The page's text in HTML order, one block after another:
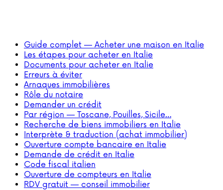
Guide complet — Acheter une maison en Italie
Les étapes pour acheter en Italie
Documents pour acheter en Italie
Erreurs à éviter
Arnaques immobilières
Rôle du notaire
Demander un crédit
Par région — Toscane, Pouilles, Sicile…
Recherche de biens immobiliers en Italie
Interprète & traduction (achat immobilier)
Ouverture compte bancaire en Italie
Demande de crédit en Italie
Code fiscal italien
Ouverture de compteurs en Italie
RDV gratuit — conseil immobilier